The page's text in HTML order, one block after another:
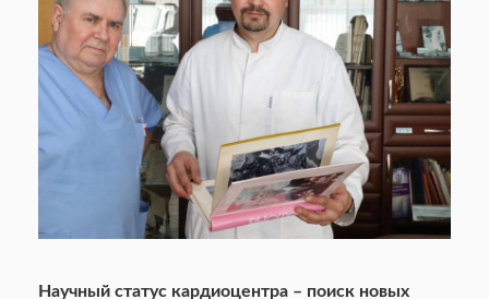
Научный статус кардиоцентра – поиск новых